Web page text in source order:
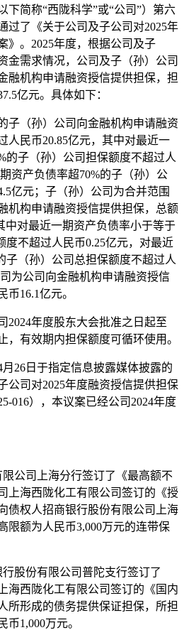
下简称“西陇科学”或“公司”）第六
过了《关于公司及子公司对2025年
》。2025年度，根据公司及子
金需求情况，公司及子（孙）公司
融机构申请融资授信提供担保，担
亿元。具体如下：
子（孙）公司向金融机构申请融资
人民币20.85亿元，其中对最近一
的子（孙）公司担保额度不超过人
资产负债率超70%的子（孙）公
亿元；子（孙）公司为合并范围
机构申请融资授信提供担保，总额
中对最近一期资产负债率小于等于
度不超过人民币0.25亿元，对最近
子（孙）公司总担保额度不超过人
为公司向金融机构申请融资授信
16.1亿元。
2024年度股东大会批准之日起至
，有效期内担保额度可循环使用。
26日于指定信息披露媒体披露的
公司对2025年度融资授信提供担保
016），本议案已经公司2024年度
限公司上海分行签订了《最高额不
上海西陇化工有限公司签订的《授
债权人招商银行股份有限公司上海
限额为人民币3,000万元的连带保
股份有限公司普陀支行签订了
海西陇化工有限公司签订的《国内
所形成的债务提供保证担保，所担
1,000万元。